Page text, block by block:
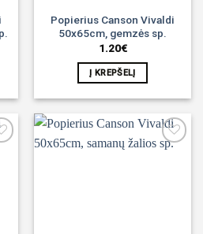
Popierius Canson Vivaldi
50x65cm, gemzės sp.
1.20€
Į KREPŠELĮ